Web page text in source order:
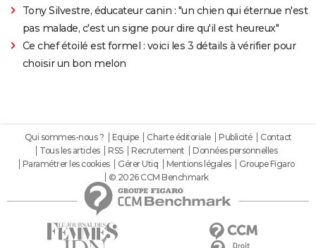
Tony Silvestre, éducateur canin : "un chien qui éternue n'est
pas malade, c'est un signe pour dire qu'il est heureux"
Ce chef étoilé est formel : voici les 3 détails à vérifier pour
choisir un bon melon
Qui sommes-nous ? Equipe Charte éditoriale Publicité
Contact
Tous les articles
RSS Recrutement
Données personnelles
Paramétrer les cookies
Gérer Utiq Mentions légales
Groupe Figaro
© 2026 CCM Benchmark